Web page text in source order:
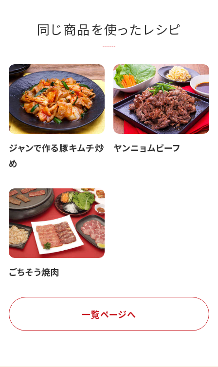
同じ商品を使ったレシピ
ジャンで作る豚キムチ炒
め
ヤンニョムビーフ
ごちそう焼肉
一覧ページへ